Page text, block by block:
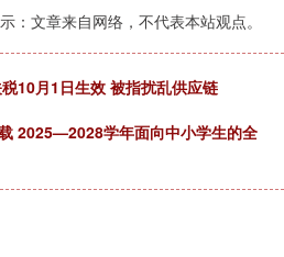
：文章来自网络，不代表本站观点。
10月1日生效 被指扰乱供应链
2025—2028学年面向中小学生的全